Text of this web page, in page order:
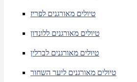
טיולים מאורגנים לפריז
טיולים מאורגנים ללונדון
טיולים מאורגנים לברלין
טיולים מאורגנים ליער השחור